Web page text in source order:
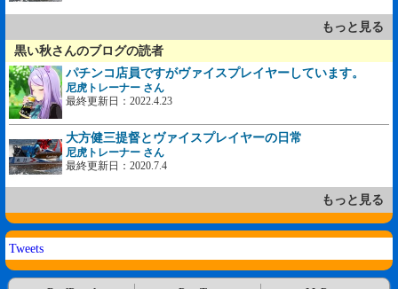
もっと見る
黒い秋さんのブログの読者
パチンコ店員ですがヴァイスプレイヤーしています。
尼虎トレーナー さん
最終更新日：2022.4.23
大方健三提督とヴァイスプレイヤーの日常
尼虎トレーナー さん
最終更新日：2020.7.4
もっと見る
Tweets